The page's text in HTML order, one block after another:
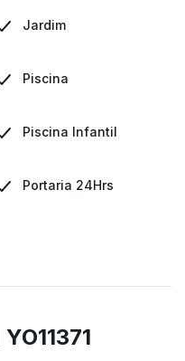
Jardim
Piscina
Piscina Infantil
Portaria 24Hrs
YO11371